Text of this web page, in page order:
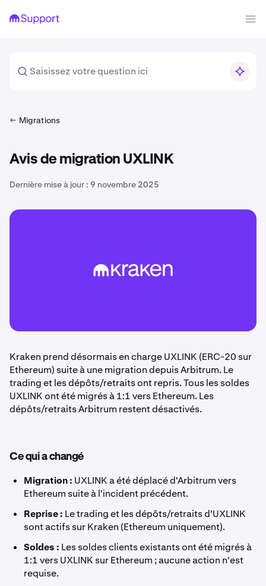
Migrations
Avis de migration UXLINK
Dernière mise à jour : 9 novembre 2025
Kraken prend désormais en charge UXLINK (ERC-20 sur
Ethereum) suite à une migration depuis Arbitrum. Le
trading et les dépôts/retraits ont repris. Tous les soldes
UXLINK ont été migrés à 1:1 vers Ethereum. Les
dépôts/retraits Arbitrum restent désactivés.
Ce qui a changé
Migration : UXLINK a été déplacé d'Arbitrum vers
Ethereum suite à l'incident précédent.
Reprise : Le trading et les dépôts/retraits d'UXLINK
sont actifs sur Kraken (Ethereum uniquement).
Soldes : Les soldes clients existants ont été migrés à
1:1 vers UXLINK sur Ethereum ; aucune action n'est
requise.